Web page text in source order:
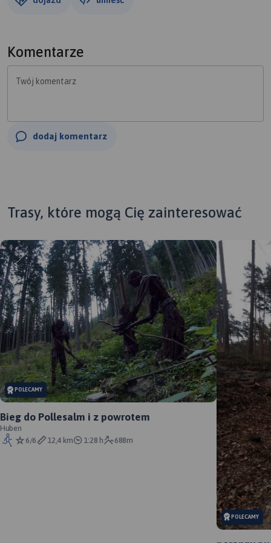
Komentarze
Twój komentarz
dodaj komentarz
Trasy, które mogą Cię zainteresować
POLECAMY
Bieg do Pollesalm i z powrotem
Huben
6/6
12,4 km 1:28 h 688m
POLECAMY